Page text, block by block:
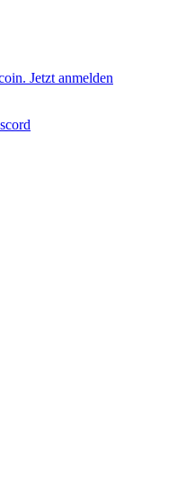
Jetzt anmelden